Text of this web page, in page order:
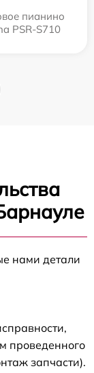
пианино
PSR-S710
нами детали
проведенного
запчасти).